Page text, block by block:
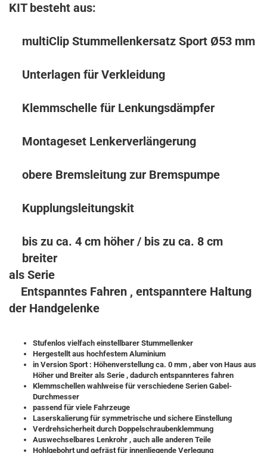
KIT besteht aus:
multiClip Stummellenkersatz Sport Ø53 mm
Unterlagen für Verkleidung
Klemmschelle für Lenkungsdämpfer
Montageset Lenkerverlängerung
obere Bremsleitung zur Bremspumpe
Kupplungsleitungskit
bis zu ca. 4 cm höher / bis zu ca. 8 cm
breiter
als Serie
Entspanntes Fahren , entspanntere Haltung
der Handgelenke
Stufenlos vielfach einstellbarer Stummellenker
Hergestellt aus hochfestem Aluminium
in Version Sport : Höhenverstellung ca. 0 mm , aber von Haus aus
Höher und Breiter als Serie , dadurch entspannteres fahren
Klemmschellen wahlweise für verschiedene Serien Gabel-
Durchmesser
passend für viele Fahrzeuge
Laserskalierung für symmetrische und sichere Einstellung
Verdrehsicherheit durch Doppelschraubenklemmung
Auswechselbares Lenkrohr , auch alle anderen Teile
Hohlgebohrt und gefräst für innenliegende Verlegung